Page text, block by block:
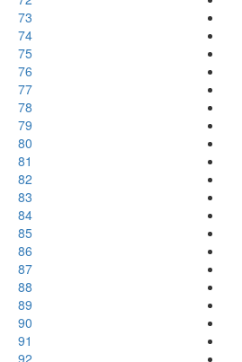
73
74
75
76
77
78
79
80
81
82
83
84
85
86
87
88
89
90
91
92